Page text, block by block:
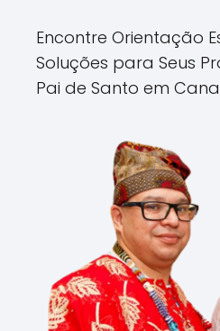
Encontre Orientação
Soluções para Seus
Pai de Santo em